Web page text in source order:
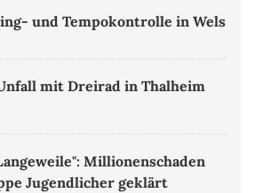
und Tempokontrolle in Wels
mit Dreirad in Thalheim
Millionenschaden
Jugendlicher geklärt